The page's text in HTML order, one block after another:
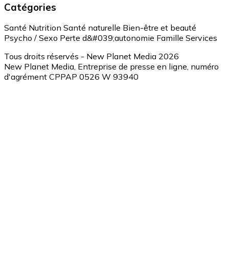
Catégories
Santé Nutrition Santé naturelle Bien-être et beauté
Psycho / Sexo Perte d&#039;autonomie Famille Services
Tous droits réservés - New Planet Media 2026
New Planet Media, Entreprise de presse en ligne, numéro
d'agrément CPPAP 0526 W 93940